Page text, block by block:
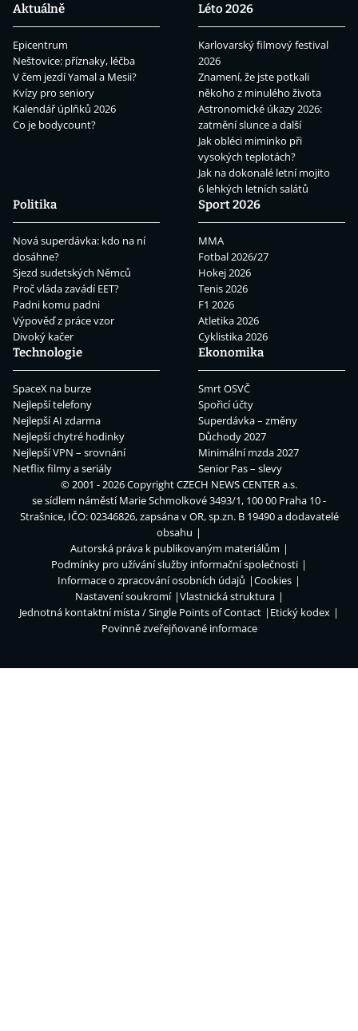
Aktuálně
Epicentrum
Neštovice: příznaky, léčba
V čem jezdí Yamal a Mesii?
Kvízy pro seniory
Kalendář úplňků 2026
Co je bodycount?
Léto 2026
Karlovarský filmový festival
2026
Znamení, že jste potkali
někoho z minulého života
Astronomické úkazy 2026:
zatmění slunce a další
Jak obléci miminko při
vysokých teplotách?
Jak na dokonalé letní mojito
6 lehkých letních salátů
Politika
Nová superdávka: kdo na ní
dosáhne?
Sjezd sudetských Němců
Proč vláda zavádí EET?
Padni komu padni
Výpověď z práce vzor
Divoký kačer
Sport 2026
MMA
Fotbal 2026/27
Hokej 2026
Tenis 2026
F1 2026
Atletika 2026
Cyklistika 2026
Technologie
SpaceX na burze
Nejlepší telefony
Nejlepší AI zdarma
Nejlepší chytré hodinky
Nejlepší VPN – srovnání
Netflix filmy a seriály
Ekonomika
Smrt OSVČ
Spořicí účty
Superdávka – změny
Důchody 2027
Minimální mzda 2027
Senior Pas – slevy
© 2001 - 2026 CopyrightCZECH NEWS CENTER a.s.
se sídlem náměstí Marie Schmolkové 3493/1, 100 00 Praha 10 -
Strašnice, IČO: 02346826, zapsána v OR, sp.zn. B 19490 a dodavatelé
obsahu
Autorská práva k publikovaným materiálům
Podmínky pro užívání služby informační společnosti
Informace o zpracování osobních údajů
Cookies
Nastavení soukromí
Vlastnická struktura
Jednotná kontaktní místa / Single Points of Contact
Etický kodex
Povinně zveřejňované informace